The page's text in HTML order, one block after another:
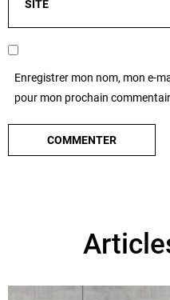
Enregistrer mon nom, mon e-
pour mon prochain